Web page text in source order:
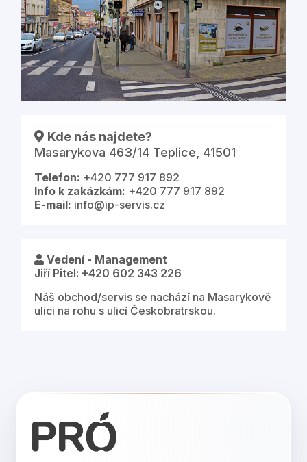
Kde nás najdete?
Masarykova 463/14 Teplice, 41501
Telefon: +420 777 917 892
Info k zakázkám: +420 777 917 892
E-mail: info@ip-servis.cz
Vedení - Management
Jiří Pitel: +420 602 343 226
Náš obchod/servis se nachází na Masarykově
ulici na rohu s ulicí Českobratrskou.